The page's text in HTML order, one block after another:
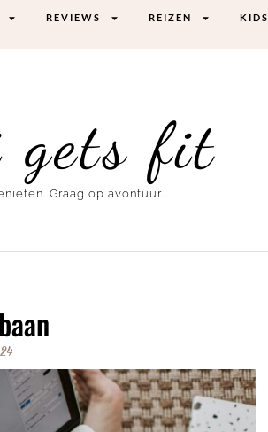
REVIEWS REIZEN KIDS
gets fit
Graag op avontuur.